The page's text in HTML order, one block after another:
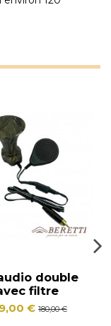
double
filtre
€ 180,00 €